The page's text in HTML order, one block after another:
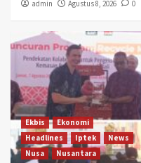
admin Agustus 8, 2026 0
Ekbis
Ekonomi
Headlines
Iptek
News
Nusa
Nusantara